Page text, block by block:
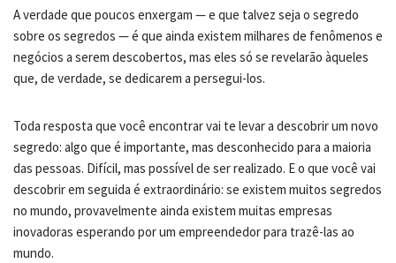
A verdade que poucos enxergam — e que talvez seja o segredo
sobre os segredos — é que ainda existem milhares de fenômenos e
negócios a serem descobertos, mas eles só se revelarão àqueles
que, de verdade, se dedicarem a persegui-los.
Toda resposta que você encontrar vai te levar a descobrir um novo
segredo: algo que é importante, mas desconhecido para a maioria
das pessoas. Difícil, mas possível de ser realizado. E o que você vai
descobrir em seguida é extraordinário: se existem muitos segredos
no mundo, provavelmente ainda existem muitas empresas
inovadoras esperando por um empreendedor para trazê-las ao
mundo.